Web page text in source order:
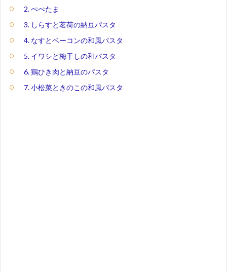
2. ぺぺたま
3. しらすと茗荷の納豆パスタ
4. なすとベーコンの和風パスタ
5. イワシと梅干しの和パスタ
6. 鶏ひき肉と納豆のパスタ
7. 小松菜ときのこの和風パスタ